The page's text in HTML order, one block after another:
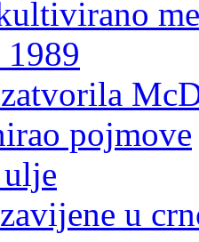
1989
pojmove
u